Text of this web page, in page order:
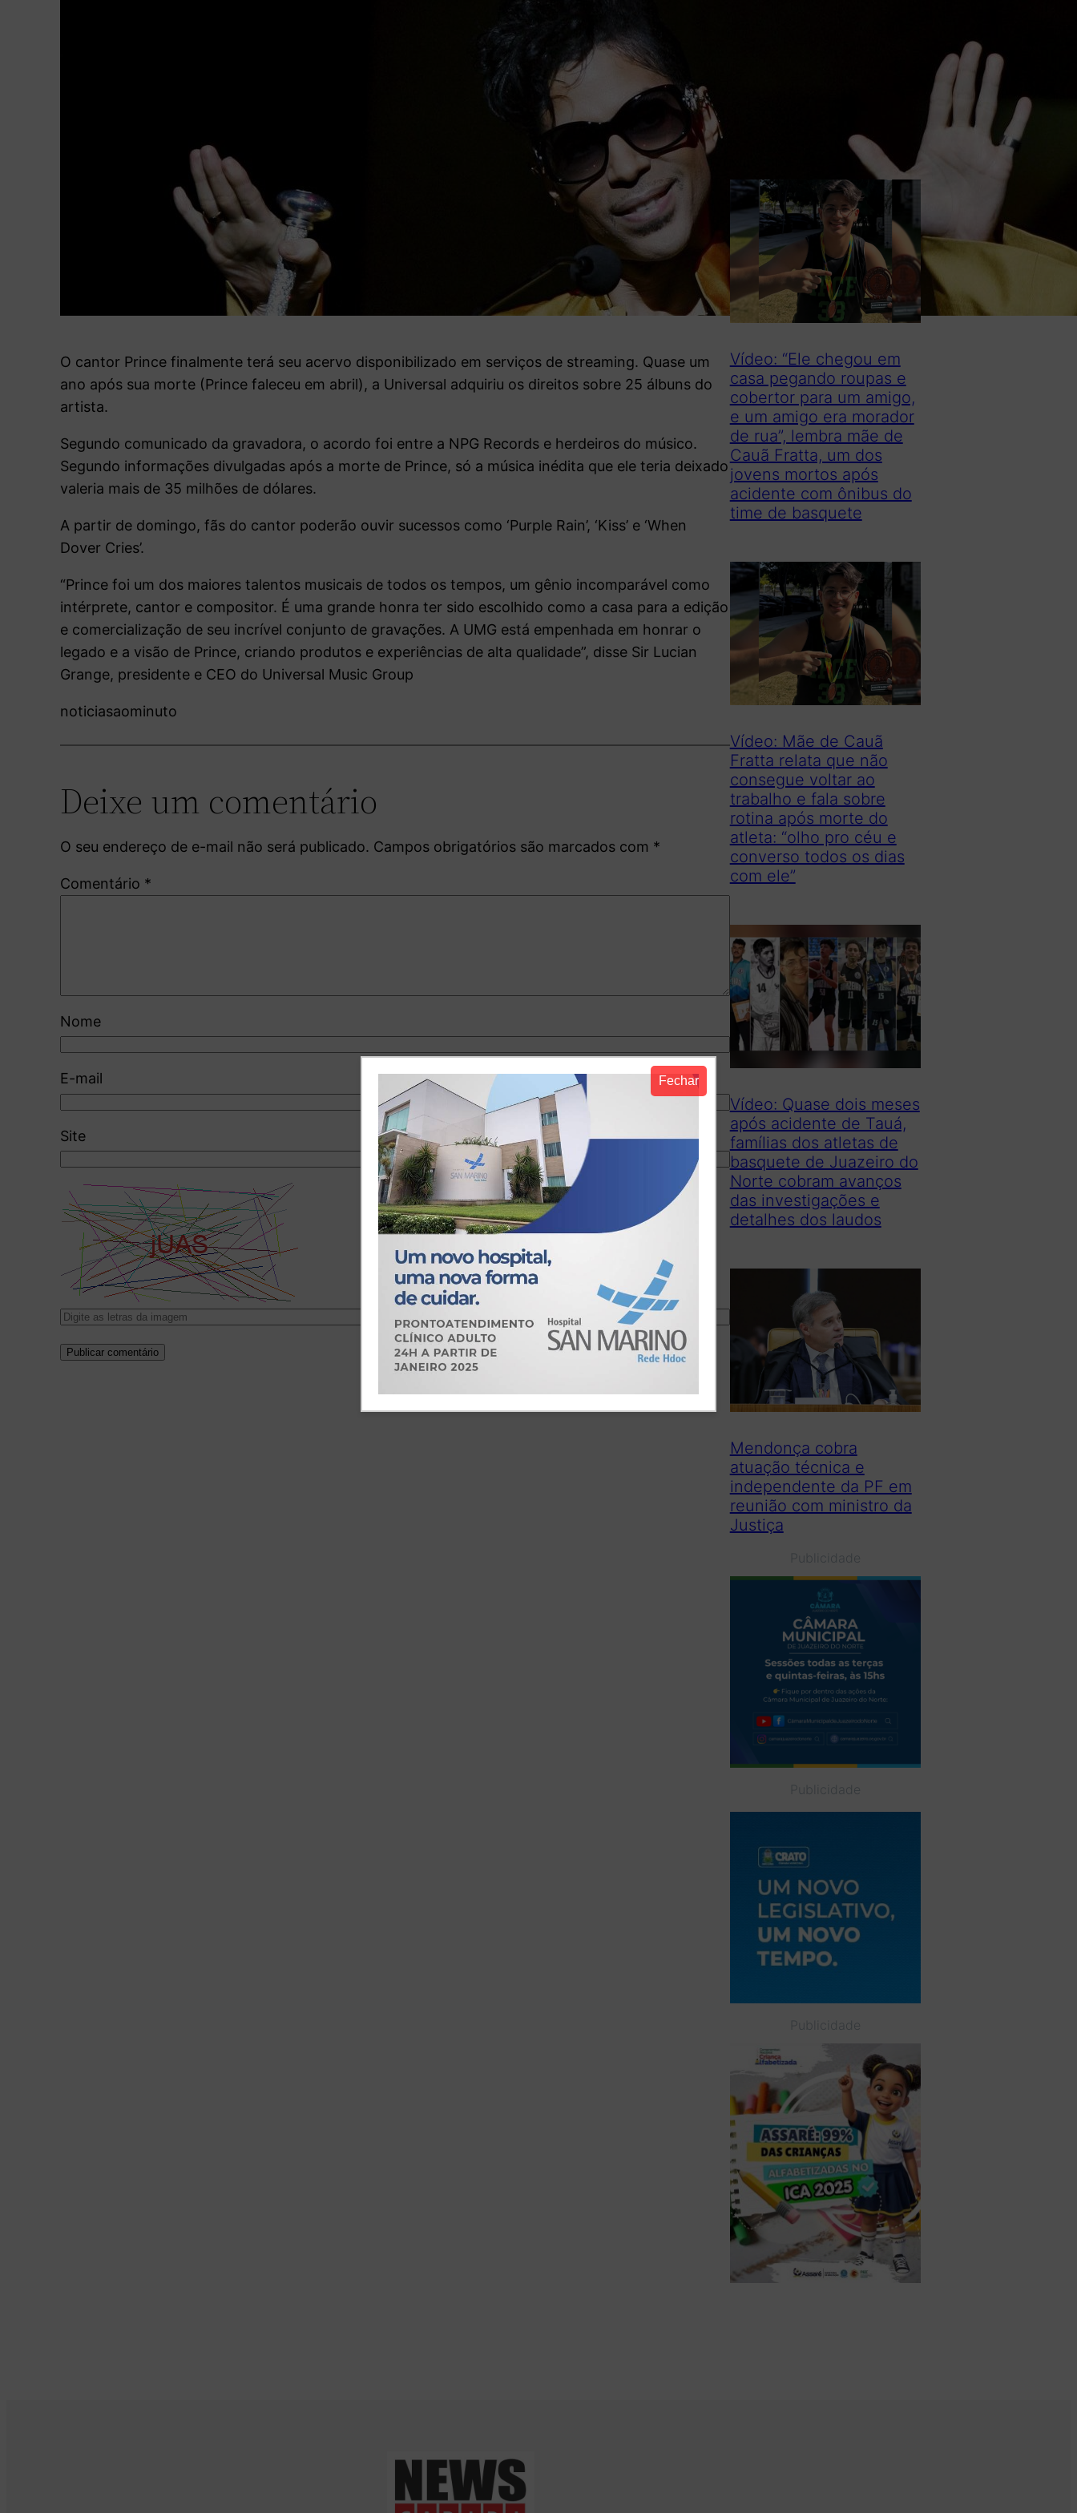
Fechar
O cantor Prince finalmente terá seu acervo disponibilizado em serviços de streaming. Quase um
ano após sua morte (Prince faleceu em abril), a Universal adquiriu os direitos sobre 25 álbuns do
artista.
Segundo comunicado da gravadora, o acordo foi entre a NPG Records e herdeiros do músico.
Segundo informações divulgadas após a morte de Prince, só a música inédita que ele teria deixado
valeria mais de 35 milhões de dólares.
A partir de domingo, fãs do cantor poderão ouvir sucessos como ‘Purple Rain’, ‘Kiss’ e ‘When
Dover Cries’.
“Prince foi um dos maiores talentos musicais de todos os tempos, um gênio incomparável como
intérprete, cantor e compositor. É uma grande honra ter sido escolhido como a casa para a edição
e comercialização de seu incrível conjunto de gravações. A UMG está empenhada em honrar o
legado e a visão de Prince, criando produtos e experiências de alta qualidade”, disse Sir Lucian
Grange, presidente e CEO do Universal Music Group
noticiasaominuto
Deixe um comentário
O seu endereço de e-mail não será publicado. Campos obrigatórios são marcados com *
Comentário *
Nome
E-mail
Site
Vídeo: “Ele chegou em
casa pegando roupas e
cobertor para um amigo,
e um amigo era morador
de rua”, lembra mãe de
Cauã Fratta, um dos
jovens mortos após
acidente com ônibus do
time de basquete
Vídeo: Mãe de Cauã
Fratta relata que não
consegue voltar ao
trabalho e fala sobre
rotina após morte do
atleta: “olho pro céu e
converso todos os dias
com ele”
Vídeo: Quase dois meses
após acidente de Tauá,
famílias dos atletas de
basquete de Juazeiro do
Norte cobram avanços
das investigações e
detalhes dos laudos
Mendonça cobra
atuação técnica e
independente da PF em
reunião com ministro da
Justiça
Publicidade
Publicidade
Publicidade